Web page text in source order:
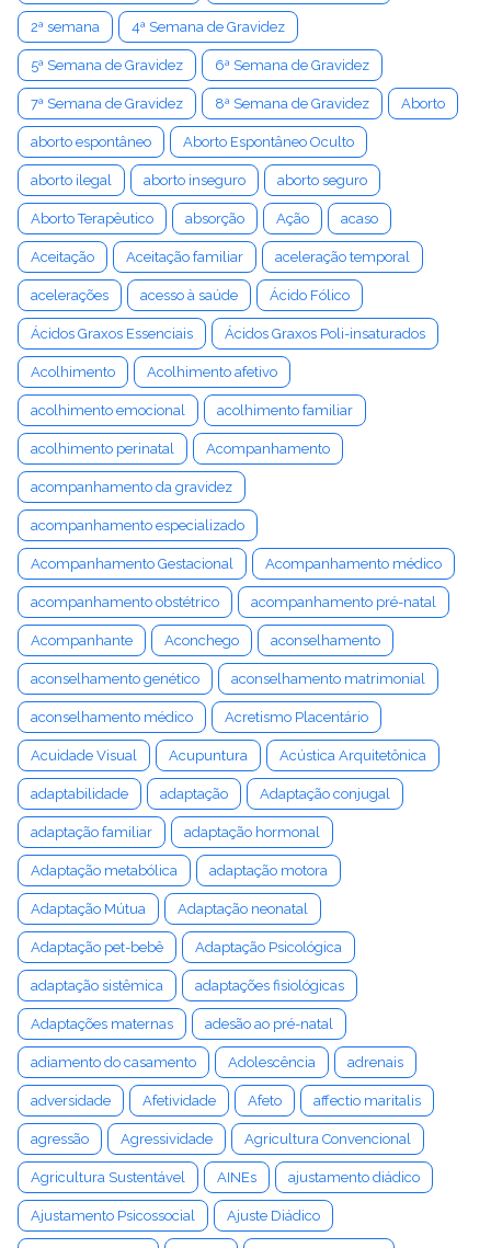
2ª semana 4ª Semana de Gravidez
5ª Semana de Gravidez 6ª Semana de Gravidez
7ª Semana de Gravidez 8ª Semana de Gravidez Aborto
aborto espontâneo Aborto Espontâneo Oculto
aborto ilegal aborto inseguro aborto seguro
Aborto Terapêutico absorção Ação acaso
Aceitação Aceitação familiar aceleração temporal
acelerações acesso à saúde Ácido Fólico
Ácidos Graxos Essenciais Ácidos Graxos Poli-insaturados
Acolhimento Acolhimento afetivo
acolhimento emocional acolhimento familiar
acolhimento perinatal Acompanhamento
acompanhamento da gravidez
acompanhamento especializado
Acompanhamento Gestacional Acompanhamento médico
acompanhamento obstétrico acompanhamento pré-natal
Acompanhante Aconchego aconselhamento
aconselhamento genético aconselhamento matrimonial
aconselhamento médico Acretismo Placentário
Acuidade Visual Acupuntura Acústica Arquitetônica
adaptabilidade adaptação Adaptação conjugal
adaptação familiar adaptação hormonal
Adaptação metabólica adaptação motora
Adaptação Mútua Adaptação neonatal
Adaptação pet-bebê Adaptação Psicológica
adaptação sistêmica adaptações fisiológicas
Adaptações maternas adesão ao pré-natal
adiamento do casamento Adolescência adrenais
adversidade Afetividade Afeto affectio maritalis
agressão Agressividade Agricultura Convencional
Agricultura Sustentável AINEs ajustamento diádico
Ajustamento Psicossocial Ajuste Diádico